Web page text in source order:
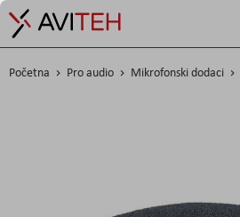
Početna Pro audio Mikrofonski dodaci